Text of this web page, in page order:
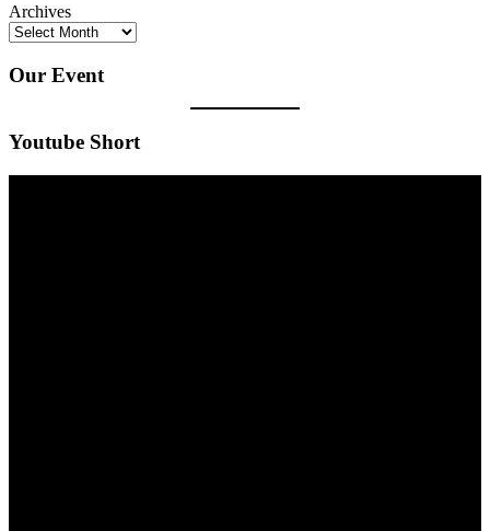
Archives
Our Event
Youtube Short